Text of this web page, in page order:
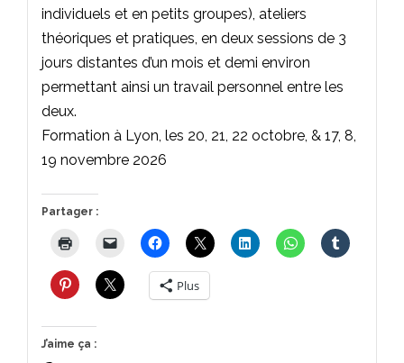
individuels et en petits groupes), ateliers
théoriques et pratiques, en deux sessions de 3
jours distantes d’un mois et demi environ
permettant ainsi un travail personnel entre les
deux.
Formation à Lyon, les 20, 21, 22 octobre, & 17, 8,
19 novembre 2026
Partager :
Plus
J’aime ça :